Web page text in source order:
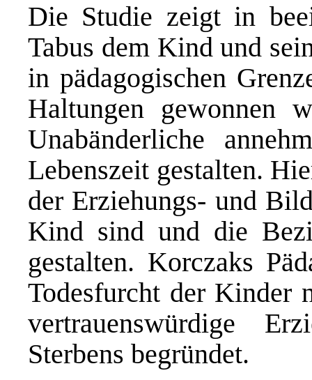
Die Studie zeigt in
Tabus dem Kind und
in pädagogischen
Haltungen gewonnen
Unabänderliche
Lebenszeit gestalten.
der Erziehungs- und
Kind sind und die
gestalten. Korczaks
Todesfurcht der Kinder
vertrauenswürdige
Sterbens begründet.